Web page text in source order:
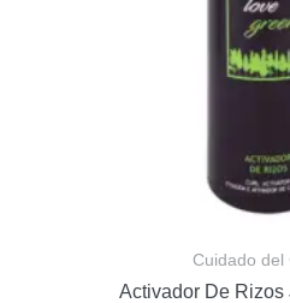
Cuidado del
Activador De Rizos